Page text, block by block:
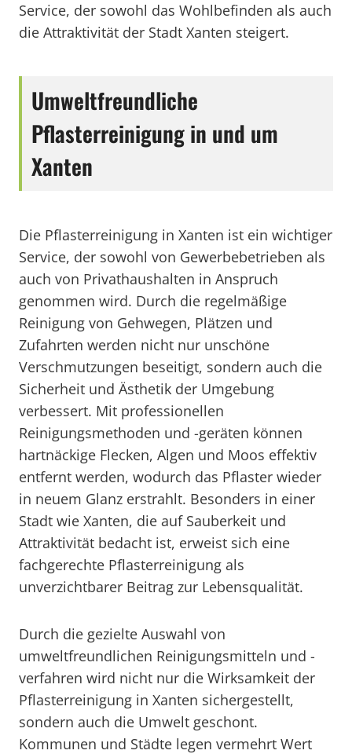
Service, der sowohl das Wohlbefinden als auch
die Attraktivität der Stadt Xanten steigert.
Umweltfreundliche
Pflasterreinigung in und um
Xanten
Die Pflasterreinigung in Xanten ist ein wichtiger
Service, der sowohl von Gewerbebetrieben als
auch von Privathaushalten in Anspruch
genommen wird. Durch die regelmäßige
Reinigung von Gehwegen, Plätzen und
Zufahrten werden nicht nur unschöne
Verschmutzungen beseitigt, sondern auch die
Sicherheit und Ästhetik der Umgebung
verbessert. Mit professionellen
Reinigungsmethoden und -geräten können
hartnäckige Flecken, Algen und Moos effektiv
entfernt werden, wodurch das Pflaster wieder
in neuem Glanz erstrahlt. Besonders in einer
Stadt wie Xanten, die auf Sauberkeit und
Attraktivität bedacht ist, erweist sich eine
fachgerechte Pflasterreinigung als
unverzichtbarer Beitrag zur Lebensqualität.
Durch die gezielte Auswahl von
umweltfreundlichen Reinigungsmitteln und -
verfahren wird nicht nur die Wirksamkeit der
Pflasterreinigung in Xanten sichergestellt,
sondern auch die Umwelt geschont.
Kommunen und Städte legen vermehrt Wert